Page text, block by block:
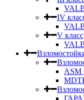
IV
V
ASM